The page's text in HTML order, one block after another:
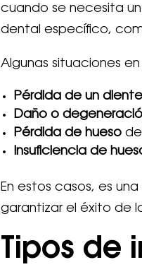
cuando se necesita
dental específico,
Algunas situaciones
Pérdida de un diente
Daño o
Pérdida de hueso
Insuficiencia de
En estos casos, es
garantizar el éxito de
Tipos de